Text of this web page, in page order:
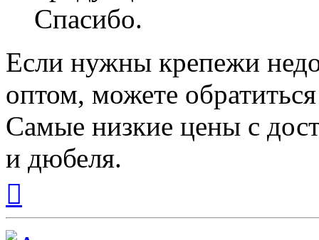
Спасибо.
Если нужны крепежи
оптом, можете
Самые низкие цены с
и дюбеля.
началу